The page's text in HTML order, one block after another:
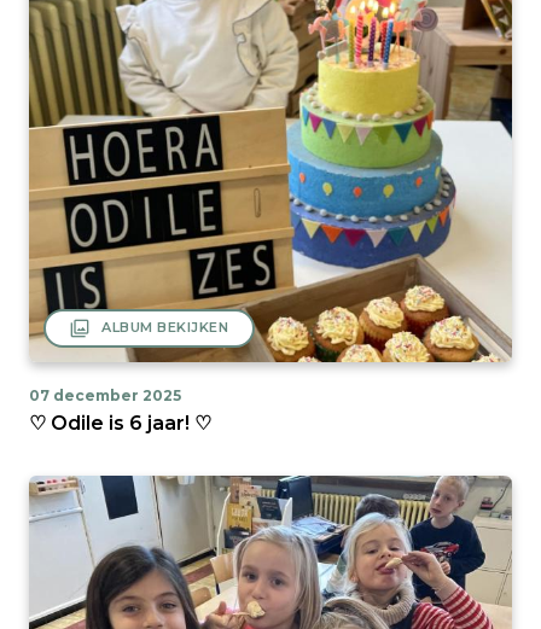
filter ALBUM BEKIJKEN
07 december 2025
♡ Odile is 6 jaar! ♡